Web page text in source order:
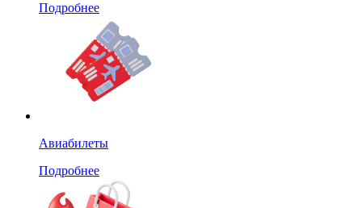
Подробнее
Авиабилеты
Подробнее